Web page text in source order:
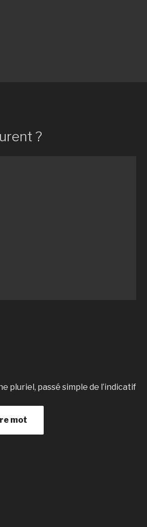
?
pluriel, passé simple de l’indicatif
mot